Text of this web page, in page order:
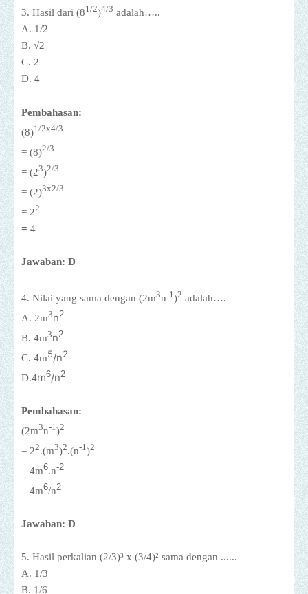
3. Hasil dari (81/2)4/3 adalah…..
A. 1/2
B. √2
C. 2
D. 4
Pembahasan:
(8)1/2x4/3
= (8)2/3
= (23)2/3
= (2)3x2/3
= 22
= 4
Jawaban: D
4. Nilai yang sama dengan (2m3n-1)2 adalah….
A. 2m3n2
B. 4m3n2
C. 4m5/n2
D.4m6/n2
Pembahasan:
(2m3n-1)2
= 22.(m3)2.(n-1)2
= 4m6.n-2
= 4m6/n2
Jawaban: D
5. Hasil perkalian (2/3)³ x (3/4)² sama dengan ......
A. 1/3
B. 1/6